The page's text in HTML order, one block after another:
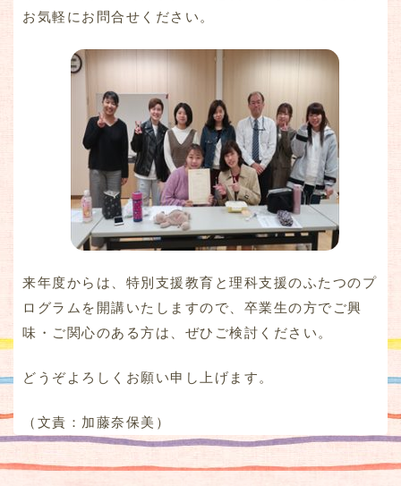
お気軽にお問合せください。
来年度からは、特別支援教育と理科支援のふたつのプ
ログラムを開講いたしますので、卒業生の方でご興
味・ご関心のある方は、ぜひご検討ください。
どうぞよろしくお願い申し上げます。
（文責：加藤奈保美）